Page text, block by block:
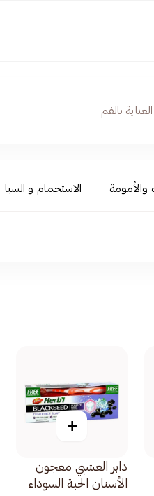
والأمومة الاستحمام و السبا
+
دابر العشبي معجون
الأسنان الحبة السوداء